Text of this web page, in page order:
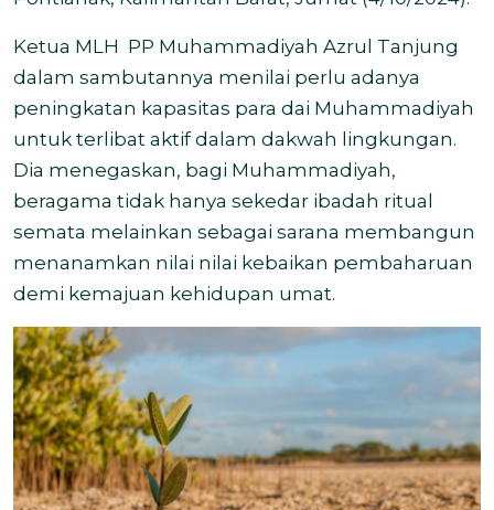
Ketua MLH PP Muhammadiyah Azrul Tanjung
dalam sambutannya menilai perlu adanya
peningkatan kapasitas para dai Muhammadiyah
untuk terlibat aktif dalam dakwah lingkungan.
Dia menegaskan, bagi Muhammadiyah,
beragama tidak hanya sekedar ibadah ritual
semata melainkan sebagai sarana membangun
menanamkan nilai nilai kebaikan pembaharuan
demi kemajuan kehidupan umat.